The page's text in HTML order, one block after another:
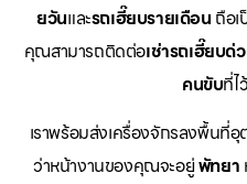
ยวันและรถเฮี๊ยบรายเดือน ถือ
คุณสามารถติดต่อเช่ารถเฮี๊ยบด่
คนขับที่ไ
เราพร้อมส่งเครื่องจักรลงพื้นที่
ว่าหน้างานของคุณจะอยู่พัทยา